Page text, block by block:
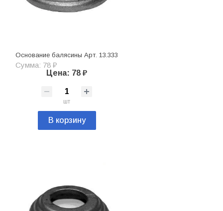
Основание балясины Арт. 13.333
Сумма: 78 ₽
Цена: 78 ₽
шт
В корзину